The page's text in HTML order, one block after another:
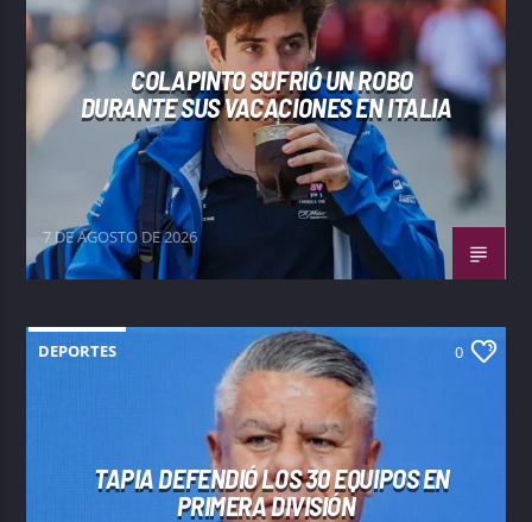
COLAPINTO SUFRIÓ UN ROBO
DURANTE SUS VACACIONES EN ITALIA
7 DE AGOSTO DE 2026
DEPORTES 0
TAPIA DEFENDIÓ LOS 30 EQUIPOS EN
PRIMERA DIVISIÓN